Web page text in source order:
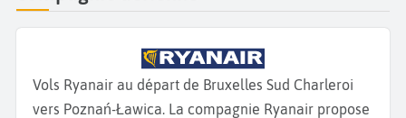
Vols Ryanair au départ de Bruxelles Sud Charleroi
vers Poznań-Ławica. La compagnie Ryanair propose